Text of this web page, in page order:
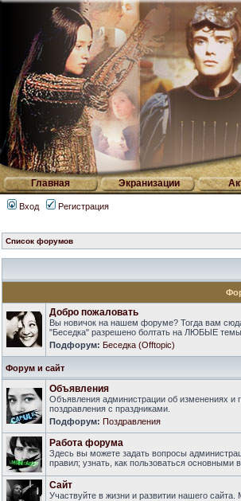
Главная Экранизации
Вход Регистрация
Список форумов
Добро пожаловать
Вы новичок на нашем форуме? Тогда вам
"Беседка" разрешено болтать на ЛЮБЫЕ
Подфорум: Беседка (Offtopic)
Форум и сайт
Объявления
Объявления администрации об изменениях и
поздравления с праздниками.
Подфорум: Поздравления
Работа форума
Здесь вы можете задать вопросы
правил; узнать, как пользоваться основными
Сайт
Участвуйте в жизни и развитии нашего